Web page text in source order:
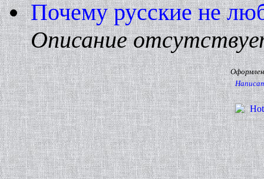
Почему русские не
Описание